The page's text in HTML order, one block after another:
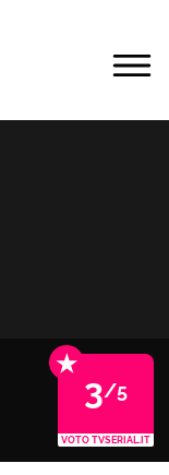
MENU
★
3/5
VOTO TVSERIAL.IT